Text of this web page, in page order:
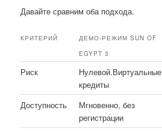
Давайте сравним оба подхода.
КРИТЕРИЙ
ДЕМО-РЕЖИМ SUN OF
EGYPT 3
Риск
Нулевой.Виртуальные
кредиты
Доступность
Мгновенно, без
регистрации